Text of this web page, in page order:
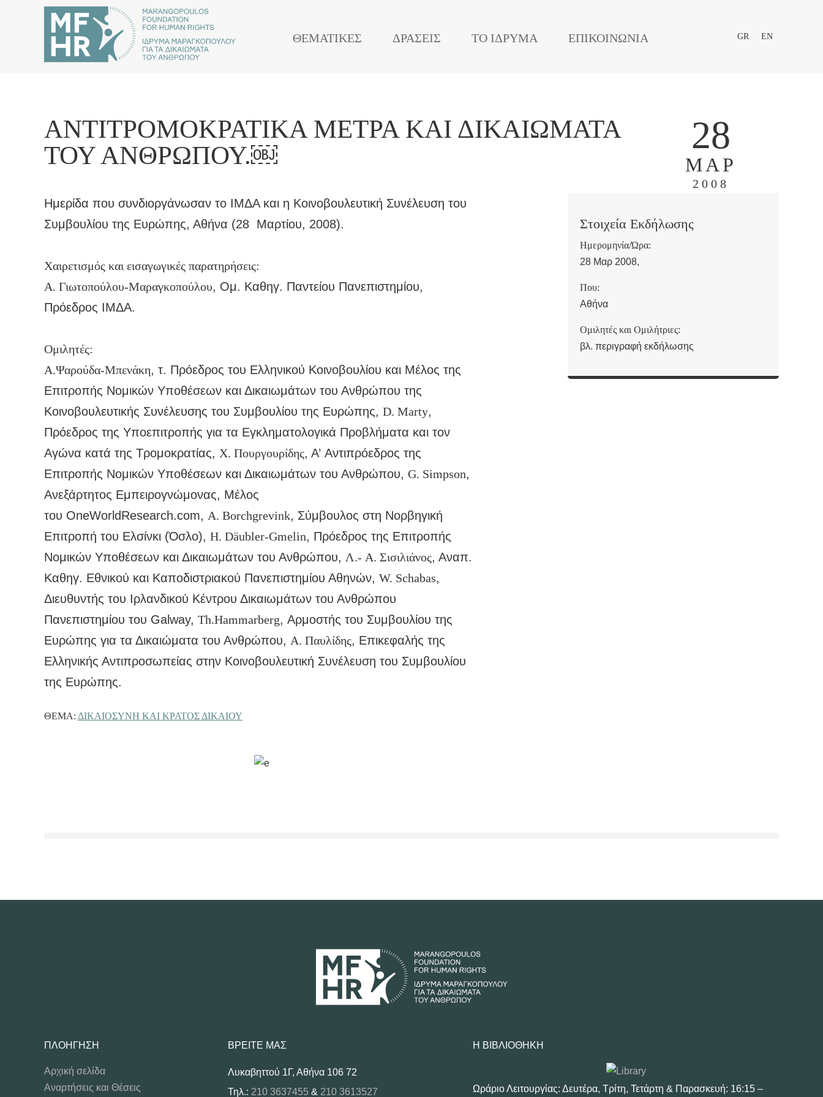
ΘΕΜΑΤΙΚΕΣ ΔΡΑΣΕΙΣ ΤΟ ΙΔΡΥΜΑ ΕΠΙΚΟΙΝΩΝΙΑ GR EN
ΑΝΤΙΤΡΟΜΟΚΡΑΤΙΚΆ ΜΈΤΡΑ ΚΑΙ ΔΙΚΑΙΏΜΑΤΑ
ΤΟΥ ΑΝΘΡΏΠΟΥ.￼
28
ΜΑΡ
2008
Ημερίδα που συνδιοργάνωσαν το ΙΜΔΑ και η Κοινοβουλευτική Συνέλευση του
Συμβουλίου της Ευρώπης, Αθήνα (28 Μαρτίου, 2008).
Χαιρετισμός και εισαγωγικές παρατηρήσεις:
Α. Γιωτοπούλου-Μαραγκοπούλου, Ομ. Καθηγ. Παντείου Πανεπιστημίου,
Πρόεδρος ΙΜΔΑ.
Ομιλητές:
Α.Ψαρούδα-Μπενάκη, τ. Πρόεδρος του Ελληνικού Κοινοβουλίου και Μέλος της
Επιτροπής Νομικών Υποθέσεων και Δικαιωμάτων του Ανθρώπου της
Κοινοβουλευτικής Συνέλευσης του Συμβουλίου της Ευρώπης, D. Marty,
Πρόεδρος της Υποεπιτροπής για τα Εγκληματολογικά Προβλήματα και τον
Αγώνα κατά της Τρομοκρατίας, Χ. Πουργουρίδης, Α’ Αντιπρόεδρος της
Επιτροπής Νομικών Υποθέσεων και Δικαιωμάτων του Ανθρώπου, G. Simpson,
Ανεξάρτητος Εμπειρογνώμονας, Μέλος
του OneWorldResearch.com, A. Borchgrevink, Σύμβουλος στη Νορβηγική
Επιτροπή του Ελσίνκι (Όσλο), H. Däubler-Gmelin, Πρόεδρος της Επιτροπής
Νομικών Υποθέσεων και Δικαιωμάτων του Ανθρώπου, Λ.- Α. Σισιλιάνος, Αναπ.
Καθηγ. Εθνικού και Καποδιστριακού Πανεπιστημίου Αθηνών, W. Schabas,
Διευθυντής του Ιρλανδικού Κέντρου Δικαιωμάτων του Ανθρώπου
Πανεπιστημίου του Galway, Th.Hammarberg, Αρμοστής του Συμβουλίου της
Ευρώπης για τα Δικαιώματα του Ανθρώπου, Α. Παυλίδης, Επικεφαλής της
Ελληνικής Αντιπροσωπείας στην Κοινοβουλευτική Συνέλευση του Συμβουλίου
της Ευρώπης.
ΘΈΜΑ: ΔΙΚΑΙΟΣΥΝΗ ΚΑΙ ΚΡΑΤΟΣ ΔΙΚΑΙΟΥ
Στοιχεία Εκδήλωσης
Ημερομηνία/Ώρα:
28 Μαρ 2008,
Που:
Αθήνα
Ομιλητές και Ομιλήτριες:
βλ. περιγραφή εκδήλωσης
ΠΛΟΉΓΗΣΗ
Αρχική σελίδα
Αναρτήσεις και Θέσεις
ΒΡΕΊΤΕ ΜΑΣ
Λυκαβηττού 1Γ, Αθήνα 106 72
Τηλ.: 210 3637455 & 210 3613527
Η ΒΙΒΛΙΟΘΉΚΗ
Ωράριο Λειτουργίας: Δευτέρα, Τρίτη, Τετάρτη & Παρασκευή: 16:15 –